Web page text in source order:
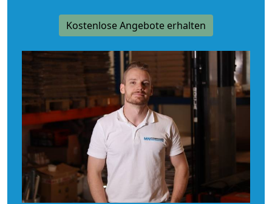
Kostenlose Angebote erhalten